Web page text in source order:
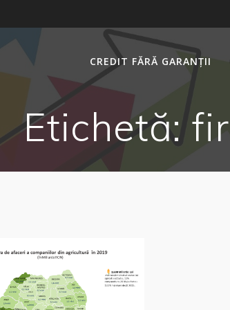
CREDIT FĂRĂ GARANȚII
Etichetă: